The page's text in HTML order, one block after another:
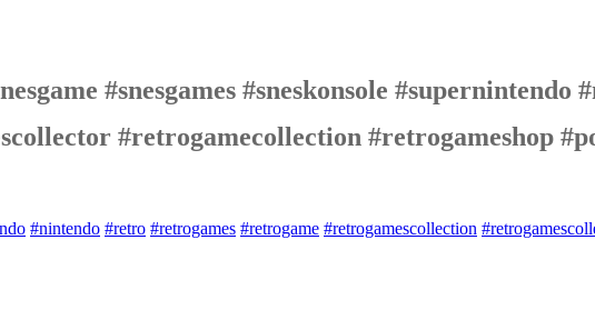
#snesgames #sneskonsole
#retrogamecollection #retrogameshop
#nintendo #retro #retrogames #retrogame #retrogamescollection